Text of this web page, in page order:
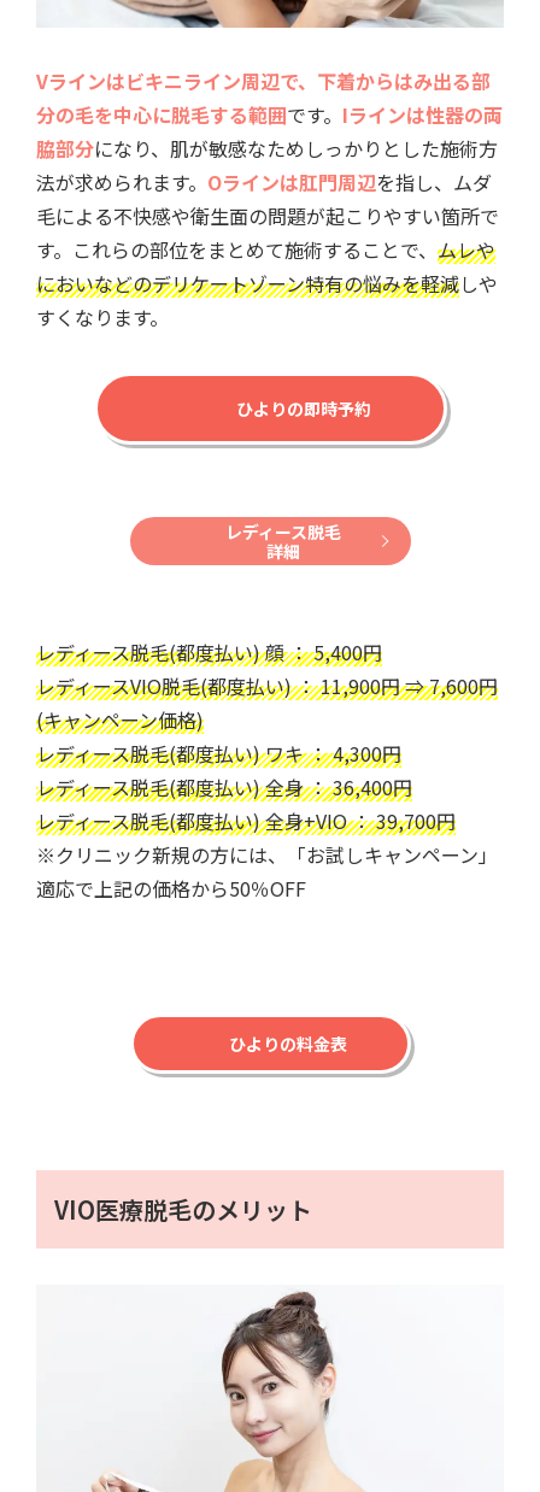
Vラインはビキニライン周辺で、下着からはみ出る部
分の毛を中心に脱毛する範囲です。 Iラインは性器の両
脇部分になり、肌が敏感なためしっかりとした施術方
法が求められます。 Oラインは肛門周辺を指し、ムダ
毛による不快感や衛生面の問題が起こりやすい箇所で
す。これらの部位をまとめて施術することで、 ムレや
においなどのデリケートゾーン特有の悩みを軽減しや
すくなります。
ひよりの即時予約
レディース脱毛
詳細
レディース脱毛(都度払い) 顔 ： 5,400円
レディースVIO脱毛(都度払い) ： 11,900円 ⇒ 7,600円
(キャンペーン価格)
レディース脱毛(都度払い) ワキ ： 4,300円
レディース脱毛(都度払い) 全身 ： 36,400円
レディース脱毛(都度払い) 全身+VIO ： 39,700円
※クリニック新規の方には、「お試しキャンペーン」
適応で上記の価格から50％OFF
ひよりの料金表
VIO医療脱毛のメリット